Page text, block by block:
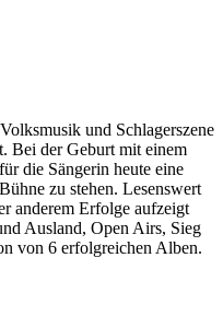
und Schlagerszene
Bei der Geburt mit einem
die Sängerin heute eine
zu stehen. Lesenswert
anderem Erfolge aufzeigt
Ausland, Open Airs, Sieg
von 6 erfolgreichen Alben.